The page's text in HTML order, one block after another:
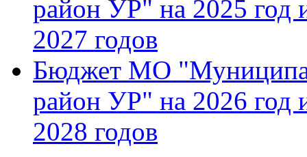
район УР" на 2025 год
2027 годов
Бюджет МО
район УР" на 2026 год
2028 годов